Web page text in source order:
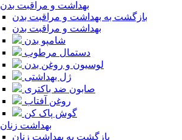
بهداشت و مراقبت بدن
بازگشت به بهداشت و مراقبت بدن
بهداشت و مراقبت بدن
شامپو بدن
دستمال مرطوب
لوسیون و روغن بدن
ژل بهداشتی
صابون ضد باکتری
روغن آفتاب
گوش پاک کن
بهداشت زنان
بازگشت به بهداشت زنان